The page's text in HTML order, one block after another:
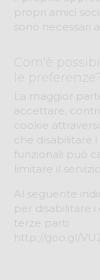
propri amici
sono necessari
Com'è
le preferenze?
La maggior
accettare,
cookie
che disabilitare
funzionali può
limitare il
Al seguente
per disabilitare i
terze parti:
http://goo.gl/